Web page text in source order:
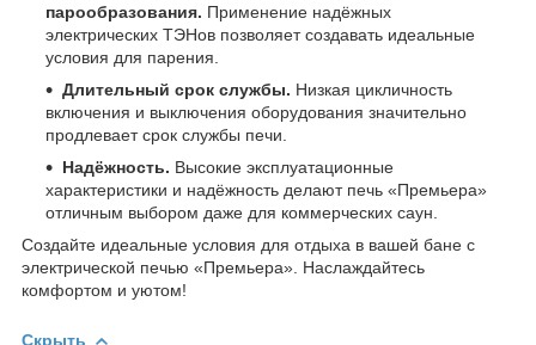
парообразования. Применение надёжных
электрических ТЭНов позволяет создавать идеальные
условия для парения.
Длительный срок службы. Низкая цикличность
включения и выключения оборудования значительно
продлевает срок службы печи.
Надёжность. Высокие эксплуатационные
характеристики и надёжность делают печь «Премьера»
отличным выбором даже для коммерческих саун.
Создайте идеальные условия для отдыха в вашей бане с
электрической печью «Премьера». Наслаждайтесь
комфортом и уютом!
Скрыть